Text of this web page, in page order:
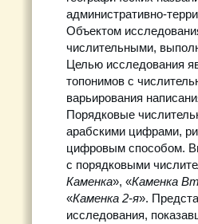
административно-
Объектом
числительными,
Целью исследования
топонимов с
варьирования
Порядковые
арабскими цифрами,
цифровым способом.
с порядковыми
Каменка», «Каменка
«Каменка 2-я».
исследования,